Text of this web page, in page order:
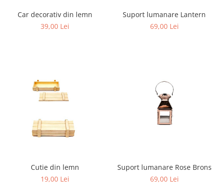
Car decorativ din lemn
39,00 Lei
Suport lumanare Lantern
69,00 Lei
Cutie din lemn
19,00 Lei
Suport lumanare Rose Brons
69,00 Lei